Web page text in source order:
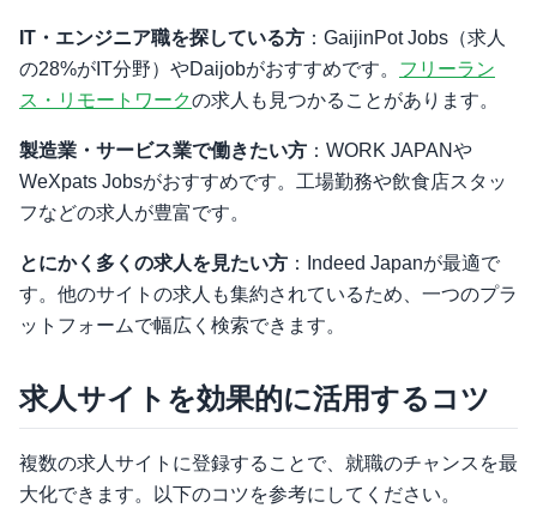
IT・エンジニア職を探している方 ：GaijinPot Jobs（求人
の28%がIT分野）やDaijobがおすすめです。 フリーラン
ス・リモートワークの求人も見つかることがあります。
製造業・サービス業で働きたい方 ：WORK JAPANや
WeXpats Jobsがおすすめです。工場勤務や飲食店スタッ
フなどの求人が豊富です。
とにかく多くの求人を見たい方 ：Indeed Japanが最適で
す。他のサイトの求人も集約されているため、一つのプラ
ットフォームで幅広く検索できます。
求人サイトを効果的に活用するコツ
複数の求人サイトに登録することで、就職のチャンスを最
大化できます。以下のコツを参考にしてください。